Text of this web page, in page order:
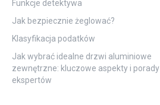
Funkcje detektywa
Jak bezpiecznie żeglować?
Klasyfikacja podatków
Jak wybrać idealne drzwi aluminiowe
zewnętrzne: kluczowe aspekty i porady
ekspertów